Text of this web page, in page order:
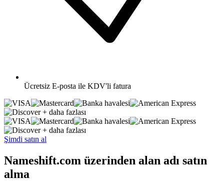
Ücretsiz E-posta ile KDV'li fatura
+ daha fazlası
+ daha fazlası
Şimdi satın al
Nameshift.com üzerinden alan adı satın
alma